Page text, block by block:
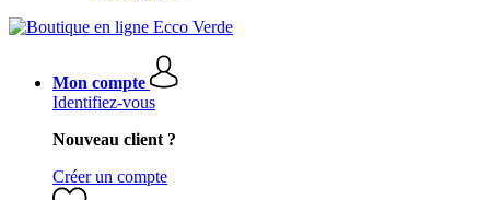
Mon compte
Identifiez-vous
Nouveau client ?
Créer un compte